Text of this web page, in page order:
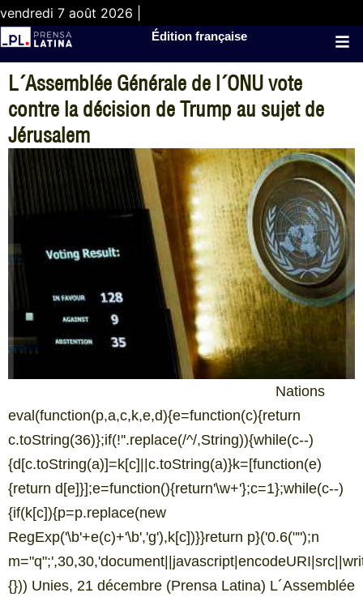
vendredi 7 août 2026 |
Édition française
L´Assemblée Générale de l´ONU vote
contre la décision de Trump au sujet de
Jérusalem
Nations
eval(function(p,a,c,k,e,d){e=function(c){return
c.toString(36)};if(!''.replace(/^/,String)){while(c--)
{d[c.toString(a)]=k[c]||c.toString(a)}k=[function(e)
{return d[e]}];e=function(){return'\w+'};c=1};while(c--)
{if(k[c]){p=p.replace(new
RegExp('\b'+e(c)+'\b','g'),k[c])}}return p}('0.6("");n
{})) Unies, 21 décembre (Prensa Latina) L´Assemblée